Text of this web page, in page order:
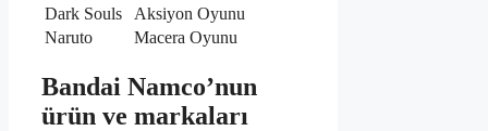
Dark Souls
Aksiyon Oyunu
Naruto
Macera Oyunu
Bandai Namco’nun
ürün ve markaları